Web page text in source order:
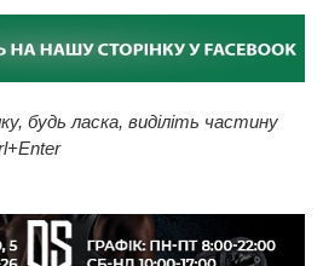
будь ласка, виділіть частину